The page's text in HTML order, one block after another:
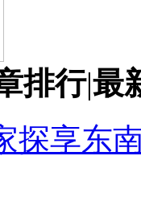
排行|最
探享东